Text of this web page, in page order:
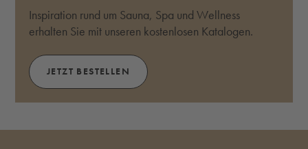
Inspiration rund um Sauna, Spa und Wellness
erhalten Sie mit unseren kostenlosen Katalogen.
JETZT BESTELLEN